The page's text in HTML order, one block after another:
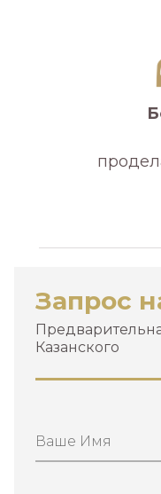
Запрос
Казанского
Ваше Имя